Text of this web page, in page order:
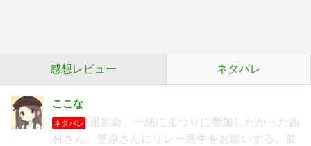
感想レビュー ネタバレ
ここな
ネタバレ
運動会。一緒にまつりに参加したかった西
村さん、笠原さんにリレー選手をお願いする。最